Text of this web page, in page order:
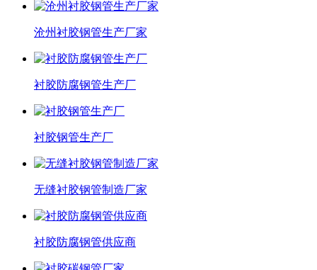
沧州衬胶钢管生产厂家
衬胶防腐钢管生产厂
衬胶钢管生产厂
无缝衬胶钢管制造厂家
衬胶防腐钢管供应商